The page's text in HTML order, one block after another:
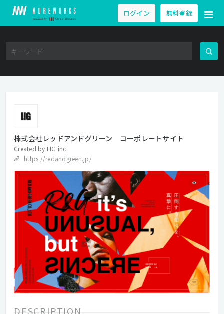
ログイン 無料登録
株式会社レッドアンドグリーン コーポレートサイト
Created by LIG inc.
https://redandgreen.jp/
DESCRIPTION